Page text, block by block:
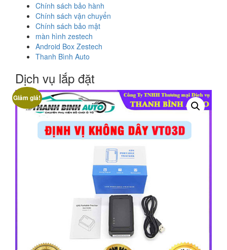
Chính sách bảo hành
Chính sách vận chuyển
Chính sách bảo mật
màn hình zestech
Android Box Zestech
Thanh Bình Auto
Dịch vụ lắp đặt
Giảm giá!